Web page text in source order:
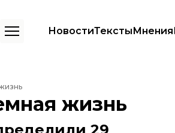
НовостиТекстыМнения
жизнь